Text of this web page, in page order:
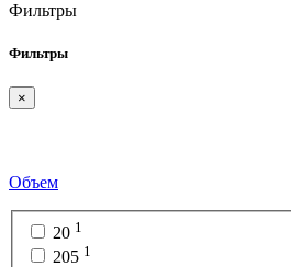
Фильтры
Фильтры
×
Объем
20 1
205 1